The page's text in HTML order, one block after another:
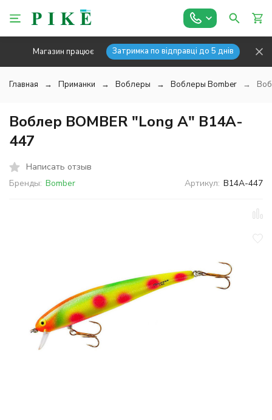
Магазин працює Затримка по відправці до 5 днів
Главная Приманки Воблеры Воблеры Bomber
Воблер BOMBER "Long A" B14A-
447
Написать отзыв
Бренды: Bomber Артикул: B14A-447